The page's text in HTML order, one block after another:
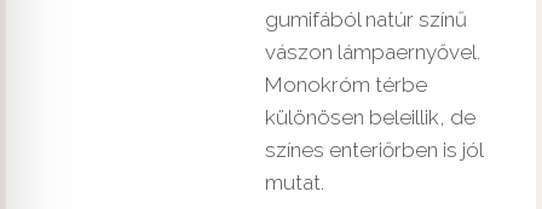
gumifából natúr színű
vászon lámpaernyővel.
Monokróm térbe
különösen beleillik, de
színes enteriőrben is jól
mutat.